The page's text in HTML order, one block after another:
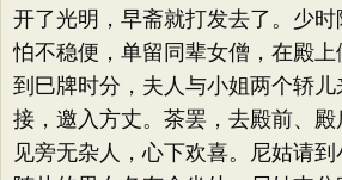
开了光明，早斋就打发去了。少时
怕不稳便，单留同辈女僧，在殿
到巳牌时分，夫人与小姐两个轿
接，邀入方丈。茶罢，去殿前、殿
见旁无杂人，心下欢喜。尼姑请